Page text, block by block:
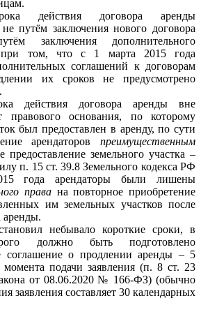
действия договора аренды
не путём заключения нового договора
заключения дополнительного
при том, что с 1 марта 2015 года
соглашений к договорам
их сроков не предусмотрено
действия договора аренды вне
правового основания, по которому
был предоставлен в аренду, по сути
арендаторов преимущественным
предоставление земельного участка –
п. 15 ст. 39.8 Земельного кодекса РФ
года арендаторы были лишены
правана повторное приобретение
им земельных участков после
аренды.
небывало короткие сроки, в
должно быть подготовлено
соглашение о продлении аренды – 5
подачи заявления (п. 8 ст. 23
от 08.06.2020 № 166-ФЗ) (обычно
заявления составляет 30 календарных